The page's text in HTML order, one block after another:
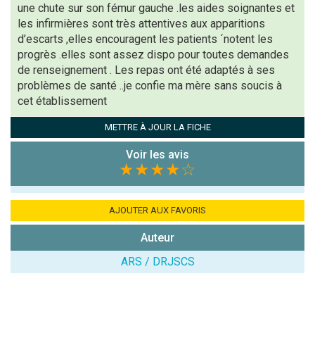
une chute sur son fémur gauche .les aides soignantes et
les infirmières sont très attentives aux apparitions
d’escarts ,elles encouragent les patients ´notent les
progrès .elles sont assez dispo pour toutes demandes
de renseignement . Les repas ont été adaptés à ses
problèmes de santé ..je confie ma mère sans soucis à
cet établissement
METTRE À JOUR LA FICHE
Voir les avis
★★★★☆
AJOUTER AUX FAVORIS
Auteur
ARS / DRJSCS